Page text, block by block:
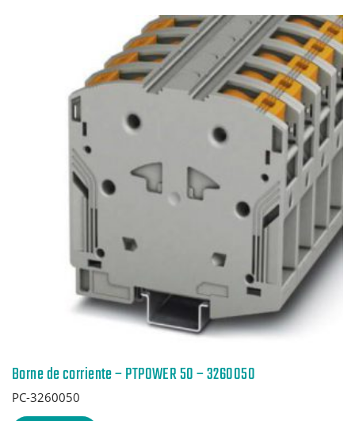
Borne de corriente – PTPOWER 50 – 3260050
PC-3260050